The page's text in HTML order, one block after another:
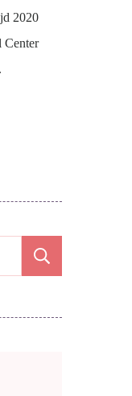
2020
Center